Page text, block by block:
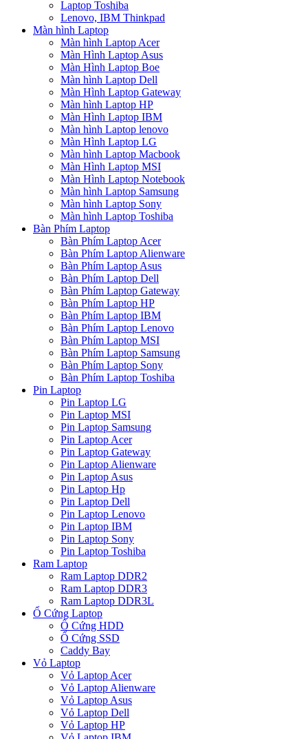
Laptop Toshiba
Lenovo, IBM Thinkpad
Màn hình Laptop
Màn hình Laptop Acer
Màn Hình Laptop Asus
Màn Hình Laptop Boe
Màn hình Laptop Dell
Màn Hình Laptop Gateway
Màn hình Laptop HP
Màn Hình Laptop IBM
Màn hình Laptop lenovo
Màn Hình Laptop LG
Màn hình Laptop Macbook
Màn Hình Laptop MSI
Màn Hình Laptop Notebook
Màn hình Laptop Samsung
Màn hình Laptop Sony
Màn hình Laptop Toshiba
Bàn Phím Laptop
Bàn Phím Laptop Acer
Bàn Phím Laptop Alienware
Bàn Phím Laptop Asus
Bàn Phím Laptop Dell
Bàn Phím Laptop Gateway
Bàn Phím Laptop HP
Bàn Phím Laptop IBM
Bàn Phím Laptop Lenovo
Bàn Phím Laptop MSI
Bàn Phím Laptop Samsung
Bàn Phím Laptop Sony
Bàn Phím Laptop Toshiba
Pin Laptop
Pin Laptop LG
Pin Laptop MSI
Pin Laptop Samsung
Pin Laptop Acer
Pin Laptop Gateway
Pin Laptop Alienware
Pin Laptop Asus
Pin Laptop Hp
Pin Laptop Dell
Pin Laptop Lenovo
Pin Laptop IBM
Pin Laptop Sony
Pin Laptop Toshiba
Ram Laptop
Ram Laptop DDR2
Ram Laptop DDR3
Ram Laptop DDR3L
Ổ Cứng Laptop
Ổ Cứng HDD
Ổ Cứng SSD
Caddy Bay
Vỏ Laptop
Vỏ Laptop Acer
Vỏ Laptop Alienware
Vỏ Laptop Asus
Vỏ Laptop Dell
Vỏ Laptop HP